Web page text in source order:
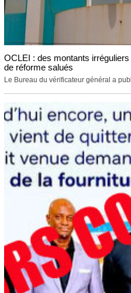
OCLEI : des montants
de réforme salués
Le Bureau du vérificateur général a